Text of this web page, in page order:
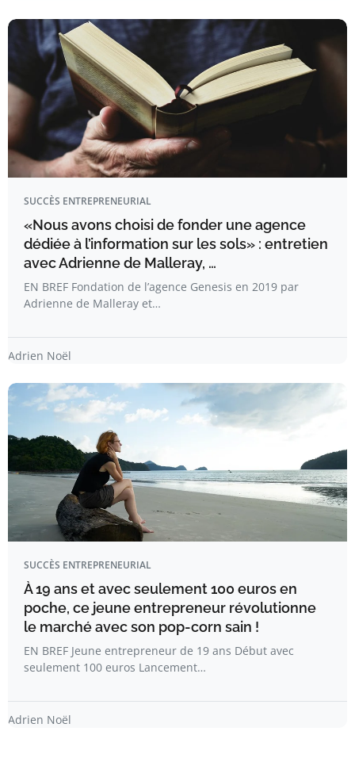
SUCCÈS ENTREPRENEURIAL
«Nous avons choisi de fonder une agence
dédiée à l’information sur les sols» : entretien
avec Adrienne de Malleray, …
EN BREF Fondation de l’agence Genesis en 2019 par
Adrienne de Malleray et…
Adrien Noël
SUCCÈS ENTREPRENEURIAL
À 19 ans et avec seulement 100 euros en
poche, ce jeune entrepreneur révolutionne
le marché avec son pop-corn sain !
EN BREF Jeune entrepreneur de 19 ans Début avec
seulement 100 euros Lancement…
Adrien Noël